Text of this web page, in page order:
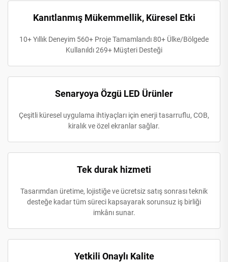
Kanıtlanmış Mükemmellik, Küresel Etki
10+ Yıllık Deneyim 560+ Proje Tamamlandı 80+ Ülke/Bölgede
Kullanıldı 269+ Müşteri Desteği
Senaryoya Özgü LED Ürünler
Çeşitli küresel uygulama ihtiyaçları için enerji tasarruflu, COB,
kiralık ve özel ekranlar sağlar.
Tek durak hizmeti
Tasarımdan üretime, lojistiğe ve ücretsiz satış sonrası teknik
desteğe kadar tüm süreci kapsayarak sorunsuz iş birliği
imkânı sunar.
Yetkili Onaylı Kalite